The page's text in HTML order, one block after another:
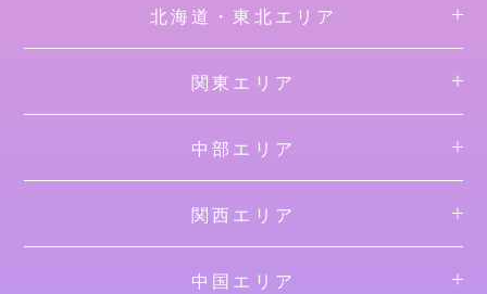
北海道・東北エリア
関東エリア
中部エリア
関西エリア
中国エリア